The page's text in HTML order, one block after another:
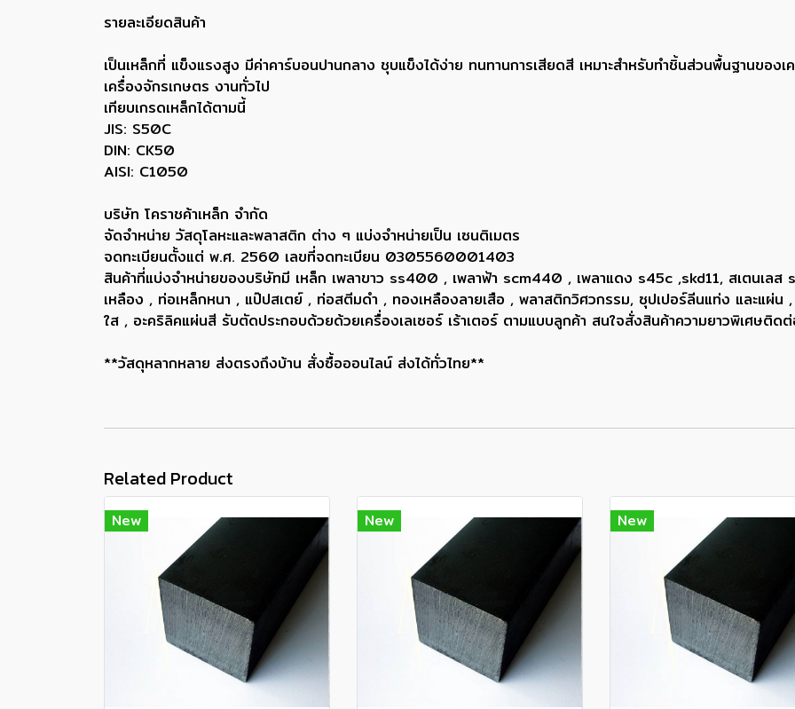
รายละเอียดสินค้า
เป็นเหล็กที่ แข็งแรงสูง มีค่าคาร์บอนปานกลาง ชุบแข็งได้ง่าย ทนทานการเสียดสี เหมาะสำหรับทำชิ้นส่วนพื้นฐานขอ
เครื่องจักรเกษตร งานทั่วไป
เทียบเกรดเหล็กได้ตามนี้
JIS: S50C
DIN: CK50
AISI: C1050
บริษัท โคราชค้าเหล็ก จำกัด
จัดจำหน่าย วัสดุโลหะและพลาสติก ต่าง ๆ แบ่งจำหน่ายเป็น เซนติเมตร
จดทะเบียนตั้งแต่ พ.ศ. 2560 เลขที่จดทะเบียน 0305560001403
สินค้าที่แบ่งจำหน่ายของบริษัทมี เหล็ก เพลาขาว ss400 , เพลาฟ้า scm440 , เพลาแดง s45c ,skd11, สเตนเ
เหลือง , ท่อเหล็กหนา , แป๊ปสเตย์ , ท่อสตีมดำ , ทองเหลืองลายเสือ , พลาสติกวิศวกรรม, ซุปเปอร์ลีนแท่ง และแผ่น
ใส , อะคริลิคแผ่นสี รับตัดประกอบด้วยด้วยเครื่องเลเซอร์ เร้าเตอร์ ตามแบบลูกค้า สนใจสั่งสินค้าความยาวพิเศ
**วัสดุหลากหลาย ส่งตรงถึงบ้าน สั่งซื้อออนไลน์ ส่งได้ทั่วไทย**
Related Product
New New New